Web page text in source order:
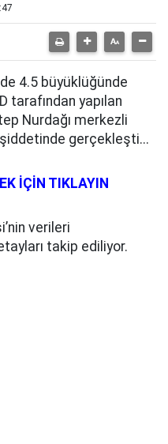
4.5 büyüklüğünde
tarafından yapılan
Nurdağı merkezli
gerçekleşti...
İÇİN TIKLAYIN
verileri
takip ediliyor.